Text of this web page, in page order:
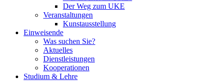
Der Weg zum UKE
Veranstaltungen
Kunstausstellung
Einweisende
Was suchen Sie?
Aktuelles
Dienstleistungen
Kooperationen
Studium & Lehre